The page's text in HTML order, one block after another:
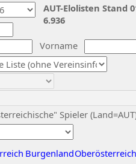
Vorname
Spieler
BurgenlandOberösterreich
AUT-Elolisten Stand
6.936